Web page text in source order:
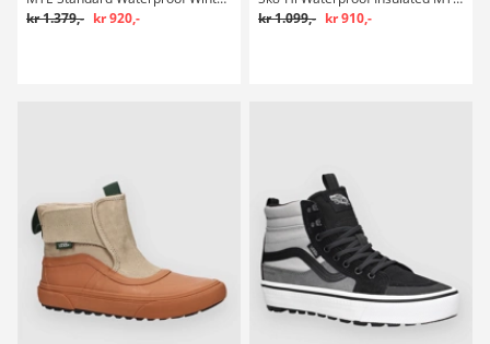
kr 1.379,- kr 920,-
kr 1.099,- kr 910,-